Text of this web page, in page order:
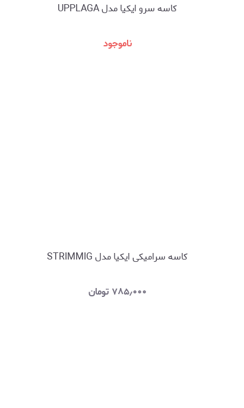
کاسه سرو ایکیا مدل UPPLAGA
ناموجود
کاسه سرامیکی ایکیا مدل STRIMMIG
۷۸۵٫۰۰۰ تومان